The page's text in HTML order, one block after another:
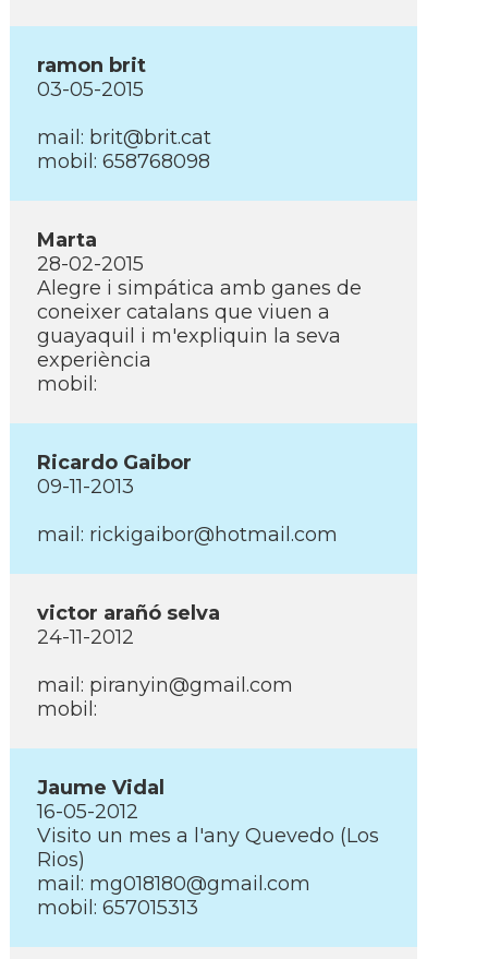
ramon brit
03-05-2015
mail: brit@brit.cat
mobil: 658768098
Marta
28-02-2015
Alegre i simpática amb ganes de
coneixer catalans que viuen a
guayaquil i m'expliquin la seva
experiència
mobil:
Ricardo Gaibor
09-11-2013
mail: rickigaibor@hotmail.com
victor arañó selva
24-11-2012
mail: piranyin@gmail.com
mobil:
Jaume Vidal
16-05-2012
Visito un mes a l'any Quevedo (Los
Rios)
mail: mg018180@gmail.com
mobil: 657015313